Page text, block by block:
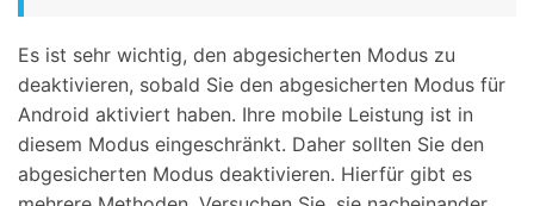
Es ist sehr wichtig, den abgesicherten Modus zu
deaktivieren, sobald Sie den abgesicherten Modus für
Android aktiviert haben. Ihre mobile Leistung ist in
diesem Modus eingeschränkt. Daher sollten Sie den
abgesicherten Modus deaktivieren. Hierfür gibt es